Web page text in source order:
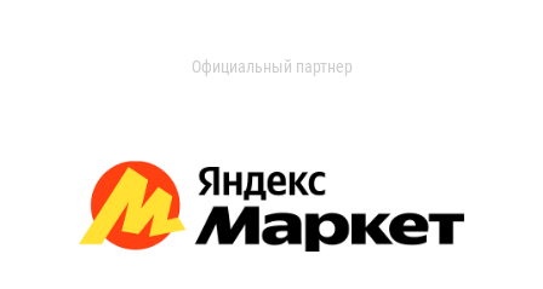
Официальный партнер